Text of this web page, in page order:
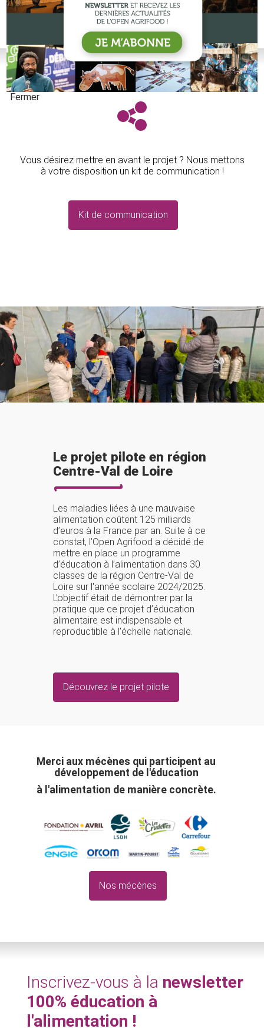
Vous désirez mettre en avant le projet ? Nous mettons
à votre disposition un kit de communication !
Kit de communication
Le projet pilote en région
Centre-Val de Loire
Les maladies liées à une mauvaise
alimentation coûtent 125 milliards
d’euros à la France par an. Suite à ce
constat, l’Open Agrifood a décidé de
mettre en place un programme
d’éducation à l’alimentation dans 30
classes de la région Centre-Val de
Loire sur l'année scolaire 2024/2025.
L’objectif était de démontrer par la
pratique que ce projet d’éducation
alimentaire est indispensable et
reproductible à l’échelle nationale.
Découvrez le projet pilote
Merci aux mécènes qui participent au
développement de l'éducation
à l'alimentation de manière concrète.
Nos mécènes
Inscrivez-vous à la newsletter
100% éducation à
l'alimentation !
Fermer